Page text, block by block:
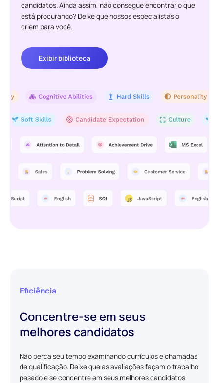
candidatos. Ainda assim, não consegue encontrar o que
está procurando? Deixe que nossos especialistas o
criem para você.
Exibir biblioteca
Eficiência
Concentre-se em seus
melhores candidatos
Não perca seu tempo examinando currículos e chamadas
de qualificação. Deixe que as avaliações façam o trabalho
pesado e se concentre em seus melhores candidatos